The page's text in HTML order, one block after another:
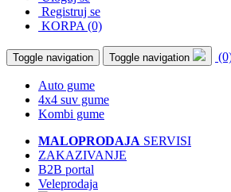
Registruj se
KORPA (0)
Toggle navigation Toggle navigation
Auto gume
4x4 suv gume
Kombi gume
MALOPRODAJA SERVISI
ZAKAZIVANJE
B2B portal
Veleprodaja